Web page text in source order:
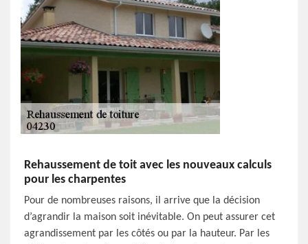
Rehaussement de toit avec les nouveaux calculs
pour les charpentes
Pour de nombreuses raisons, il arrive que la décision
d’agrandir la maison soit inévitable. On peut assurer cet
agrandissement par les côtés ou par la hauteur. Par les